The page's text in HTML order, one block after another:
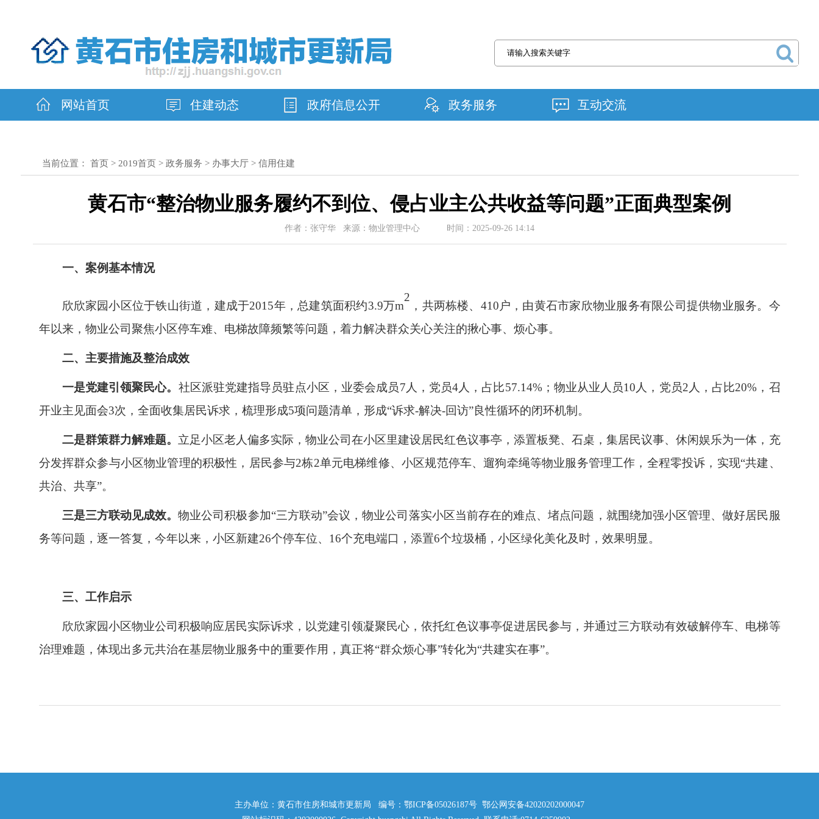
网站首页 住建动态 政府信息公开 政务服务 互动交流
当前位置： 首页> 2019首页> 政务服务 > 办事大厅> 信用住建
黄石市“整治物业服务履约不到位、侵占业主公共收益等问题”正面典型案例
作者：张守华 来源：物业管理中心 时间：2025-09-26 14:14
一、案例基本情况
欣欣家园小区位于铁山街道，建成于2015年，总建筑面积约3.9万m
2
，共两栋楼、410户，由黄石市家欣物业服务有限公司提供物业服务。今
年以来，物业公司聚焦小区停车难、电梯故障频繁等问题，着力解决群众关心关注的揪心事、烦心事。
二、主要措施及整治成效
一是党建引领聚民心。 社区派驻党建指导员驻点小区，业委会成员7人，党员4人，占比57.14%；物业从业人员10人，党员2人，占比20%，召
开业主见面会3次，全面收集居民诉求，梳理形成5项问题清单，形成“诉求-解决-回访”良性循环的闭环机制。
二是群策群力解难题。 立足小区老人偏多实际，物业公司在小区里建设居民红色议事亭，添置板凳、石桌，集居民议事、休闲娱乐为一体，充
分发挥群众参与小区物业管理的积极性，居民参与2栋2单元电梯维修、小区规范停车、遛狗牵绳等物业服务管理工作，全程零投诉，实现“共建、
共治、共享”。
三是三方联动见成效。物业公司积极参加“三方联动”会议，物业公司落实小区当前存在的难点、堵点问题，就围绕加强小区管理、做好居民服
务等问题，逐一答复，今年以来，小区新建26个停车位、16个充电端口，添置6个垃圾桶，小区绿化美化及时，效果明显。
三、工作启示
欣欣家园小区物业公司积极响应居民实际诉求，以党建引领凝聚民心，依托红色议事亭促进居民参与，并通过三方联动有效破解停车、电梯等
治理难题，体现出多元共治在基层物业服务中的重要作用，真正将“群众烦心事”转化为“共建实在事”。
主办单位：黄石市住房和城市更新局 编号：鄂ICP备05026187号 鄂公网安备42020202000047